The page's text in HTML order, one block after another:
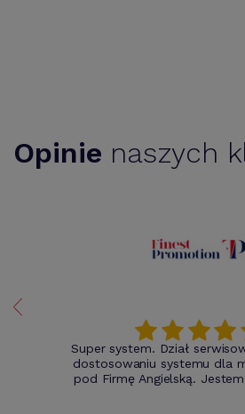
Opinie naszych
Super system. Dział
dostosowaniu systemu dla
pod Firmę Angielską.